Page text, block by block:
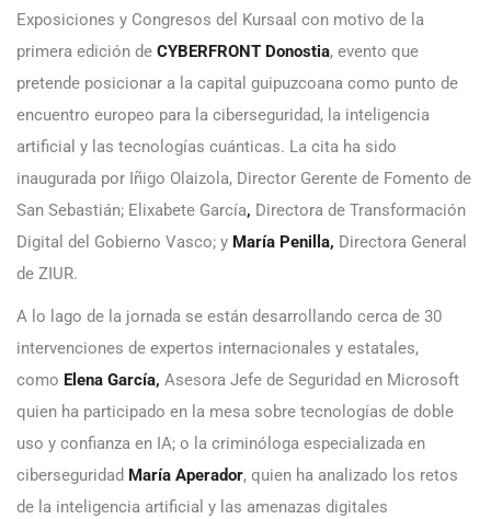
Exposiciones y Congresos del Kursaal con motivo de la
primera edición de CYBERFRONT Donostia, evento que
pretende posicionar a la capital guipuzcoana como punto de
encuentro europeo para la ciberseguridad, la inteligencia
artificial y las tecnologías cuánticas. La cita ha sido
inaugurada por Iñigo Olaizola, Director Gerente de Fomento de
San Sebastián; Elixabete García, Directora de Transformación
Digital del Gobierno Vasco; y María Penilla, Directora General
de ZIUR.
A lo lago de la jornada se están desarrollando cerca de 30
intervenciones de expertos internacionales y estatales,
como Elena García, Asesora Jefe de Seguridad en Microsoft
quien ha participado en la mesa sobre tecnologías de doble
uso y confianza en IA; o la criminóloga especializada en
ciberseguridad María Aperador, quien ha analizado los retos
de la inteligencia artificial y las amenazas digitales